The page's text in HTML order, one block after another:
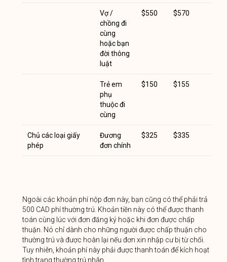
Vợ /
chồng đi
cùng
hoặc bạn
đời thông
luật
$550 $570
Trẻ em
phụ
thuộc đi
cùng
$150 $155
Chủ các loại giấy
phép
Đương
đơn chính
$325 $335
Ngoài các khoản phí nộp đơn này, bạn cũng có thể phải trả
500 CAD phí thường trú. Khoản tiền này có thể được thanh
toán cùng lúc với đơn đăng ký hoặc khi đơn được chấp
thuận. Nó chỉ dành cho những người được chấp thuận cho
thường trú và được hoàn lại nếu đơn xin nhập cư bị từ chối.
Tuy nhiên, khoản phí này phải được thanh toán để kích hoạt
tình trạng thường trú nhân.